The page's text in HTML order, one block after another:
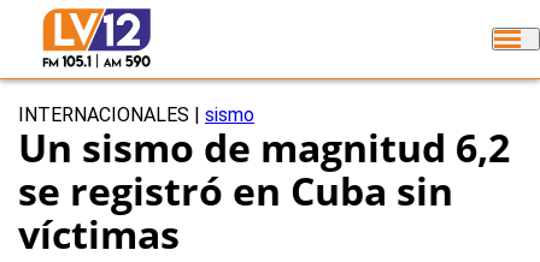
INTERNACIONALES sismo
Un sismo de magnitud 6,2
se registró en Cuba sin
víctimas